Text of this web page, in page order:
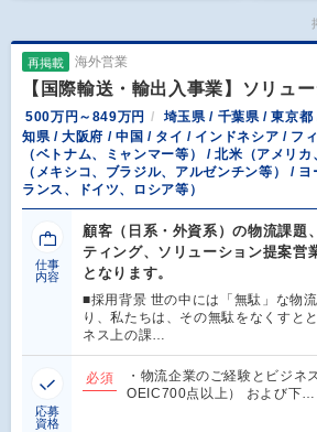
再掲載 海外営業
【国際輸送・輸出入事業】ソリュ
500万円～849万円
埼玉県 / 千葉県 / 東京
知県 / 大阪府 / 中国 / タイ / インドネシア / フ
（ベトナム、ミャンマー等） / 北米（アメリ
（メキシコ、ブラジル、アルゼンチン等） /
ランス、ドイツ、ロシア等）
仕事
内容
顧客（日系・外資系）の物流課題
ティング、ソリューション提案営
となります。
■採用背景 世の中には「無駄」な物
り、私たちは、その無駄をなくすと
ネス上の課…
応募
資格
必須
・物流企業のご経験とビジネ
OEIC700点以上） および下…